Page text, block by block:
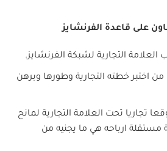
على قاعدة الفرنشايز
العلامة التجارية لشبكة الفرنشايز.
من اختبر خطته التجارية وطورها وبرهن
تجاريا تحت العلامة التجارية لمانح
مستقلة ارباحه هي ما يجنيه من